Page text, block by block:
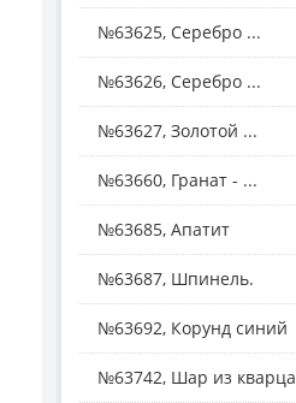
№63625, Серебро ...
№63626, Серебро ...
№63627, Золотой ...
№63660, Гранат - ...
№63685, Апатит
№63687, Шпинель.
№63692, Корунд синий
№63742, Шар из кварца